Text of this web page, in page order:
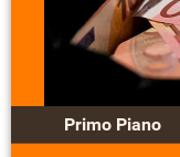
Primo Piano